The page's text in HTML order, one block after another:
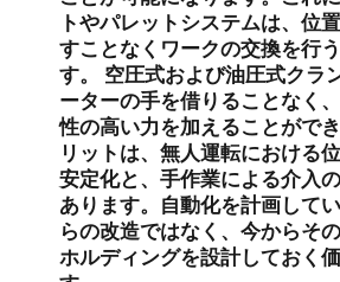
トやパレットシステムは、位
すことなくワークの交換を行
す。 空圧式および油圧式クラ
ーターの手を借りることなく
性の高い力を加えることがで
リットは、無人運転における
安定化と、手作業による介入
あります。自動化を計画して
らの改造ではなく、今からそ
ホルディングを設計しておく